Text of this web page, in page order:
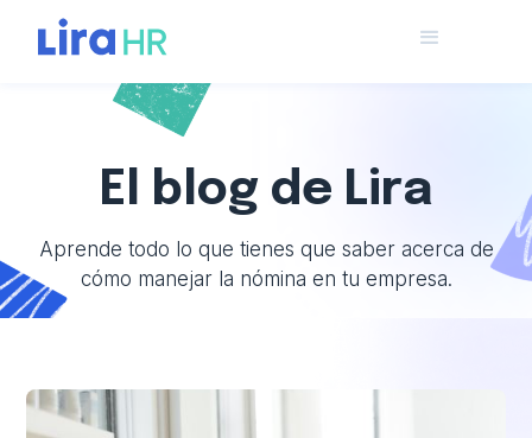
El blog de Lira
Aprende todo lo que tienes que saber acerca de
cómo manejar la nómina en tu empresa.